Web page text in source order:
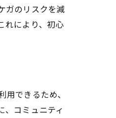
ガのリスクを減
れにより、初心
できるため、
コミュニティ